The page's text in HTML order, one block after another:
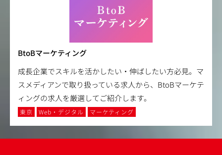
BtoBマーケティング
成長企業でスキルを活かしたい・伸ばしたい方必見。マ
スメディアンで取り扱っている求人から、BtoBマーケテ
ィングの求人を厳選してご紹介します。
東京 Web・デジタル マーケティング